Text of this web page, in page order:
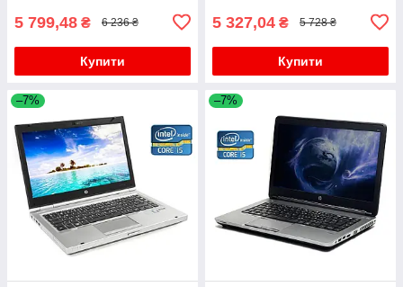
5 799,48 ₴ 6 236 ₴
Купити
5 327,04 ₴ 5 728 ₴
Купити
–7% –7%